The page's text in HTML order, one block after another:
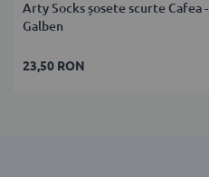
Arty Socks șosete scurte Cafea -
Galben
23,50 RON